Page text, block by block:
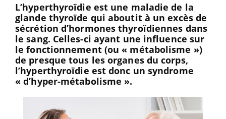
L’hyperthyroïdie est une maladie de la
glande thyroïde qui aboutit à un excès de
sécrétion d’hormones thyroïdiennes dans
le sang. Celles-ci ayant une influence sur
le fonctionnement (ou « métabolisme »)
de presque tous les organes du corps,
l’hyperthyroïdie est donc un syndrome
« d’hyper-métabolisme ».